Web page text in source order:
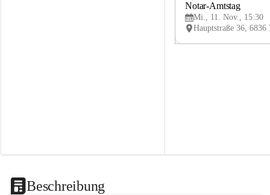
Notar-Amtstag
Mi., 11. Nov., 15:30
Beschreibung